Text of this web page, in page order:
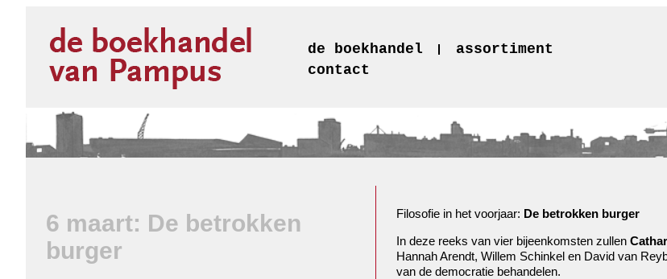
de boekhandel
assortiment
contact
6 maart: De betrokken
burger
Filosofie in het voorjaar: De betrokken burger
In deze reeks van vier bijeenkomsten zullen
Hannah Arendt, Willem Schinkel en David van
van de democratie behandelen.